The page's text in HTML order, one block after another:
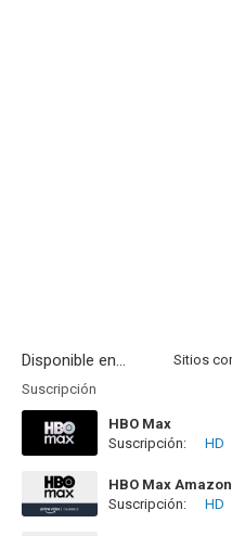
Disponible en...
Suscripción
HBO Max
Disponible hasta el
Suscripción: HD
HBO Max
Suscripción:
HD